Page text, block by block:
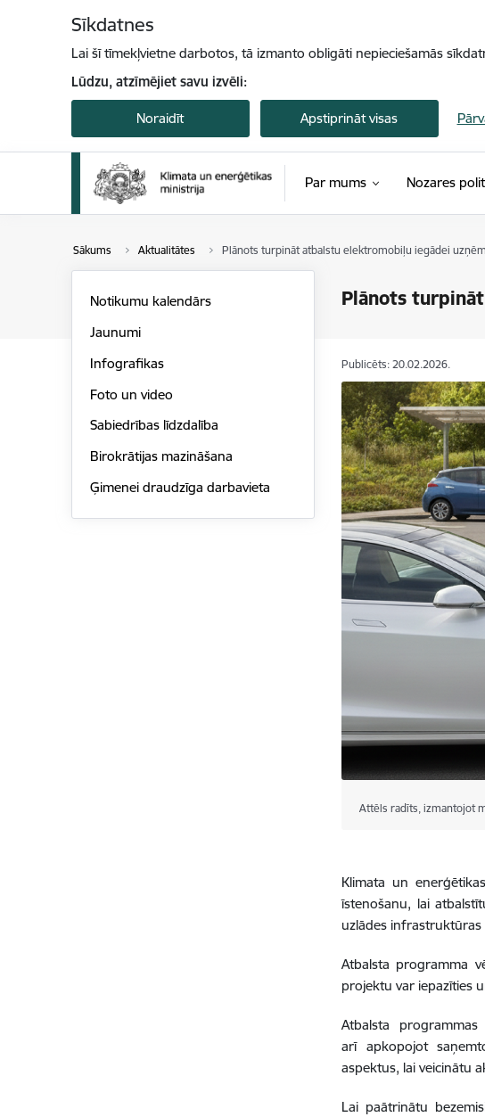
Sīkdatnes
Lai šī tīmekļvietne darbotos, tā izmanto obligāti nepieciešamās
Lūdzu, atzīmējiet savu izvēli:
Noraidīt Apstiprināt visas
Par mums Nozares
Sākums Aktualitātes Plānots turpināt atbalstu elektromobiļu iegādei
Plānots
Notikumu kalendārs
Jaunumi
Infografikas
Foto un video
Sabiedrības līdzdalība
Birokrātijas mazināšana
Ģimenei draudzīga darbavieta
Publicēts: 20.02.2026.
Attēls radīts, izmantojot
Klimata un
īstenošanu, lai
uzlādes infrastruktūras
Atbalsta programma
projektu var iepazīties
Atbalsta
arī apkopojot
aspektus, lai veicinātu
Lai paātrinātu